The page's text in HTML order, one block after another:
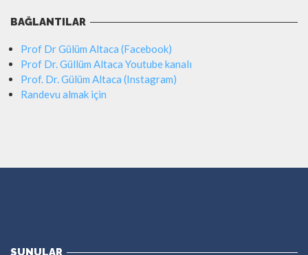
BAĞLANTILAR
Prof Dr Gülüm Altaca (Facebook)
Prof Dr. Güllüm Altaca Youtube kanalı
Prof. Dr. Gülüm Altaca (Instagram)
Randevu almak için
SUNULAR